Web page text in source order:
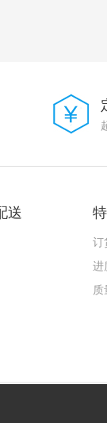
送
订
进
质